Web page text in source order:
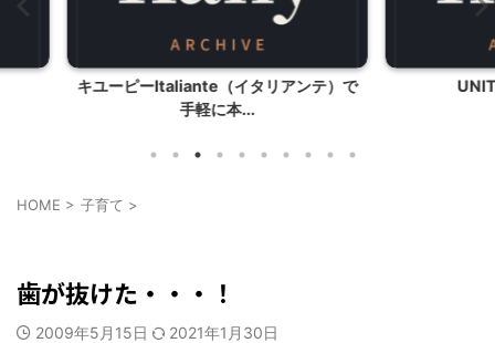
UNITED 行きの機内食
HOME > 子育て >
歯が抜けた・・・！
2009年5月15日 2021年1月30日